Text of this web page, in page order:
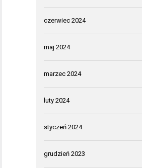
czerwiec 2024
maj 2024
marzec 2024
luty 2024
styczeń 2024
grudzień 2023